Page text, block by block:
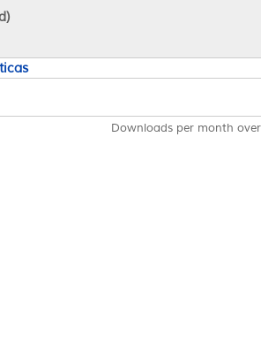
Downloads per month